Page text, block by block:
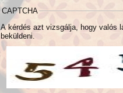
CAPTCHA
A kérdés azt vizsgálja, hogy valós
beküldeni.